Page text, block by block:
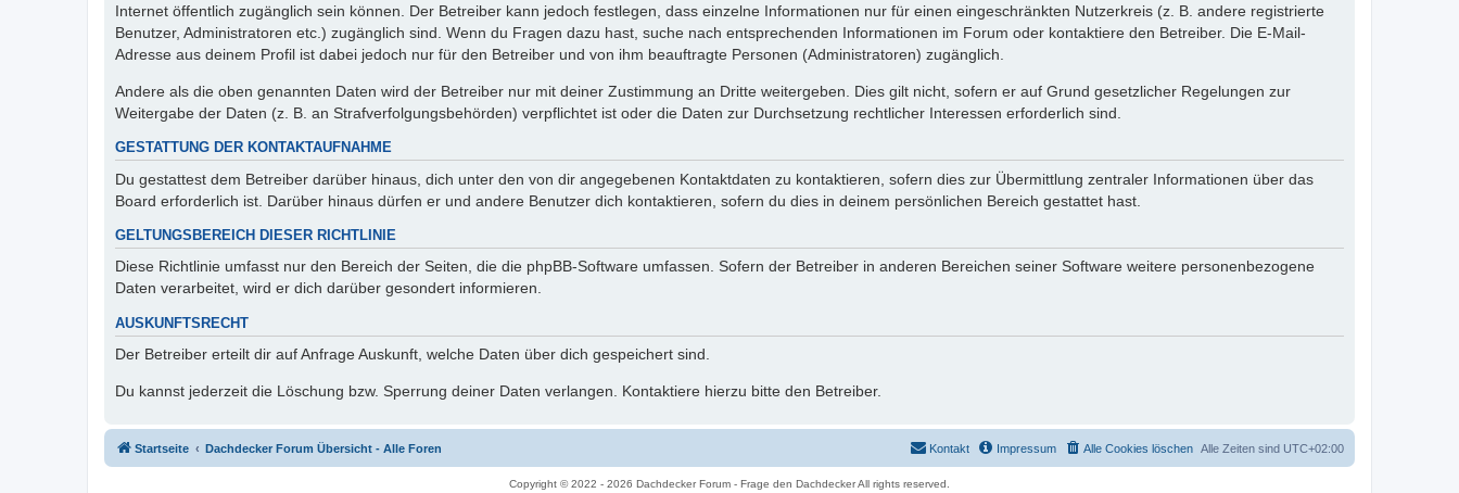
Internet öffentlich zugänglich sein können. Der Betreiber kann jedoch festlegen, dass einzelne Informationen nur für einen eingeschränkten Nutzerkreis (z. B. andere registrierte
Benutzer, Administratoren etc.) zugänglich sind. Wenn du Fragen dazu hast, suche nach entsprechenden Informationen im Forum oder kontaktiere den Betreiber. Die E-Mail-
Adresse aus deinem Profil ist dabei jedoch nur für den Betreiber und von ihm beauftragte Personen (Administratoren) zugänglich.
Andere als die oben genannten Daten wird der Betreiber nur mit deiner Zustimmung an Dritte weitergeben. Dies gilt nicht, sofern er auf Grund gesetzlicher Regelungen zur
Weitergabe der Daten (z. B. an Strafverfolgungsbehörden) verpflichtet ist oder die Daten zur Durchsetzung rechtlicher Interessen erforderlich sind.
GESTATTUNG DER KONTAKTAUFNAHME
Du gestattest dem Betreiber darüber hinaus, dich unter den von dir angegebenen Kontaktdaten zu kontaktieren, sofern dies zur Übermittlung zentraler Informationen über das
Board erforderlich ist. Darüber hinaus dürfen er und andere Benutzer dich kontaktieren, sofern du dies in deinem persönlichen Bereich gestattet hast.
GELTUNGSBEREICH DIESER RICHTLINIE
Diese Richtlinie umfasst nur den Bereich der Seiten, die die phpBB-Software umfassen. Sofern der Betreiber in anderen Bereichen seiner Software weitere personenbezogene
Daten verarbeitet, wird er dich darüber gesondert informieren.
AUSKUNFTSRECHT
Der Betreiber erteilt dir auf Anfrage Auskunft, welche Daten über dich gespeichert sind.
Du kannst jederzeit die Löschung bzw. Sperrung deiner Daten verlangen. Kontaktiere hierzu bitte den Betreiber.
Startseite Dachdecker Forum Übersicht - Alle Foren Alle Zeiten sind UTC+02:00
Alle Cookies löschen
Impressum
Kontakt
Copyright © 2022 - 2026 Dachdecker Forum - Frage den Dachdecker All rights reserved.